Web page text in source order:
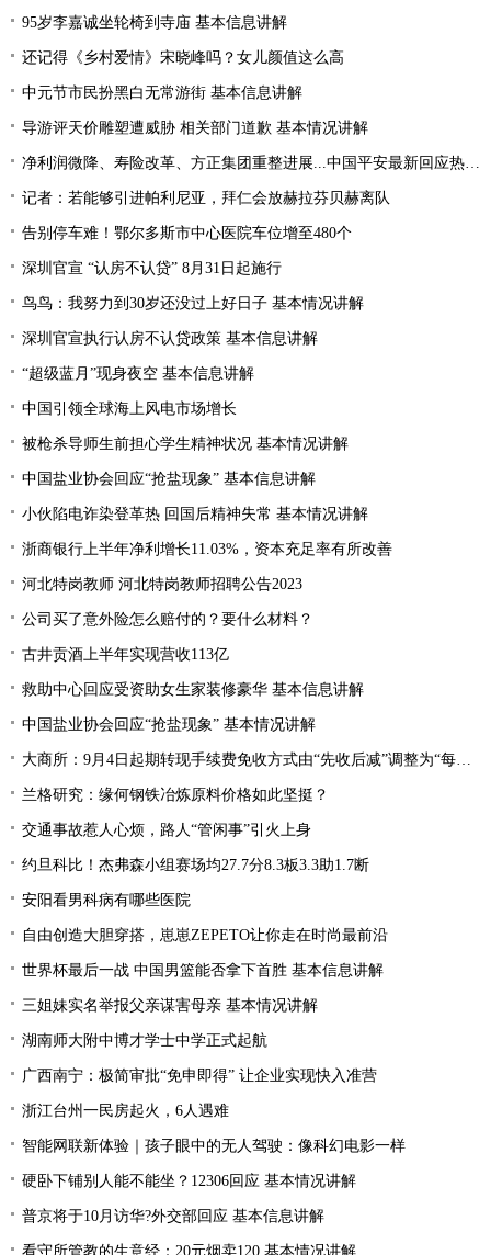
95岁李嘉诚坐轮椅到寺庙 基本信息讲解
还记得《乡村爱情》宋晓峰吗？女儿颜值这么高
中元节市民扮黑白无常游街 基本信息讲解
导游评天价雕塑遭威胁 相关部门道歉 基本情况讲解
净利润微降、寿险改革、方正集团重整进展...中国平安最新回应热点问题
记者：若能够引进帕利尼亚，拜仁会放赫拉芬贝赫离队
告别停车难！鄂尔多斯市中心医院车位增至480个
深圳官宣 “认房不认贷” 8月31日起施行
鸟鸟：我努力到30岁还没过上好日子 基本情况讲解
深圳官宣执行认房不认贷政策 基本信息讲解
“超级蓝月”现身夜空 基本信息讲解
中国引领全球海上风电市场增长
被枪杀导师生前担心学生精神状况 基本情况讲解
中国盐业协会回应“抢盐现象” 基本信息讲解
小伙陷电诈染登革热 回国后精神失常 基本情况讲解
浙商银行上半年净利增长11.03%，资本充足率有所改善
河北特岗教师 河北特岗教师招聘公告2023
公司买了意外险怎么赔付的？要什么材料？
古井贡酒上半年实现营收113亿
救助中心回应受资助女生家装修豪华 基本信息讲解
中国盐业协会回应“抢盐现象” 基本情况讲解
大商所：9月4日起期转现手续费免收方式由“先收后减”调整为“每日直接减免”
兰格研究：缘何钢铁冶炼原料价格如此坚挺？
交通事故惹人心烦，路人“管闲事”引火上身
约旦科比！杰弗森小组赛场均27.7分8.3板3.3助1.7断
安阳看男科病有哪些医院
自由创造大胆穿搭，崽崽ZEPETO让你走在时尚最前沿
世界杯最后一战 中国男篮能否拿下首胜 基本信息讲解
三姐妹实名举报父亲谋害母亲 基本情况讲解
湖南师大附中博才学士中学正式起航
广西南宁：极简审批“免申即得” 让企业实现快入准营
浙江台州一民房起火，6人遇难
智能网联新体验｜孩子眼中的无人驾驶：像科幻电影一样
硬卧下铺别人能不能坐？12306回应 基本情况讲解
普京将于10月访华?外交部回应 基本信息讲解
看守所管教的生意经：20元烟卖120 基本情况讲解